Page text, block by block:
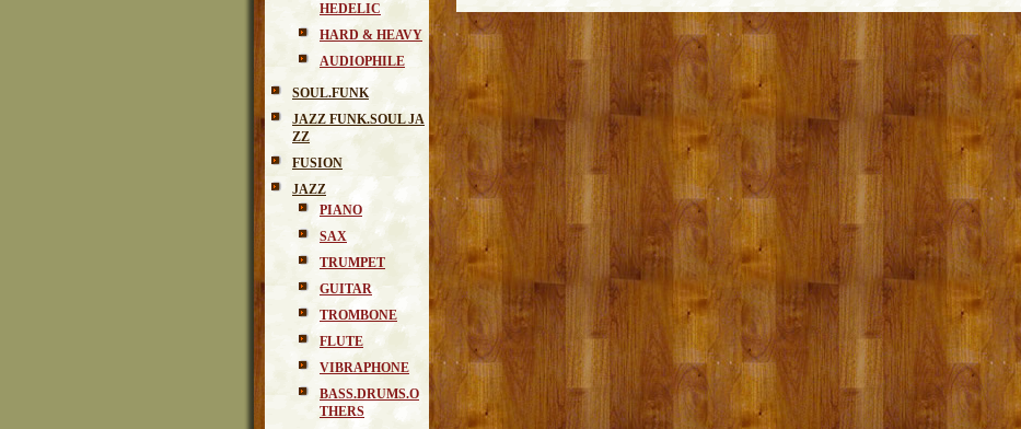
HEDELIC
HARD & HEAVY
AUDIOPHILE
SOUL.FUNK
JAZZ FUNK.SOUL JA
ZZ
FUSION
JAZZ
PIANO
SAX
TRUMPET
GUITAR
TROMBONE
FLUTE
VIBRAPHONE
BASS.DRUMS.O
THERS